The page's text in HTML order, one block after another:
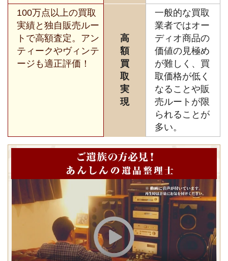
100万点以上の買取
実績と独自販売ルー
トで高額査定。アン
ティークやヴィンテ
ージも適正評価！
高
額
買
取
実
現
一般的な買取
業者ではオー
ディオ商品の
価値の見極め
が難しく、買
取価格が低く
なることや販
売ルートが限
られることが
多い。